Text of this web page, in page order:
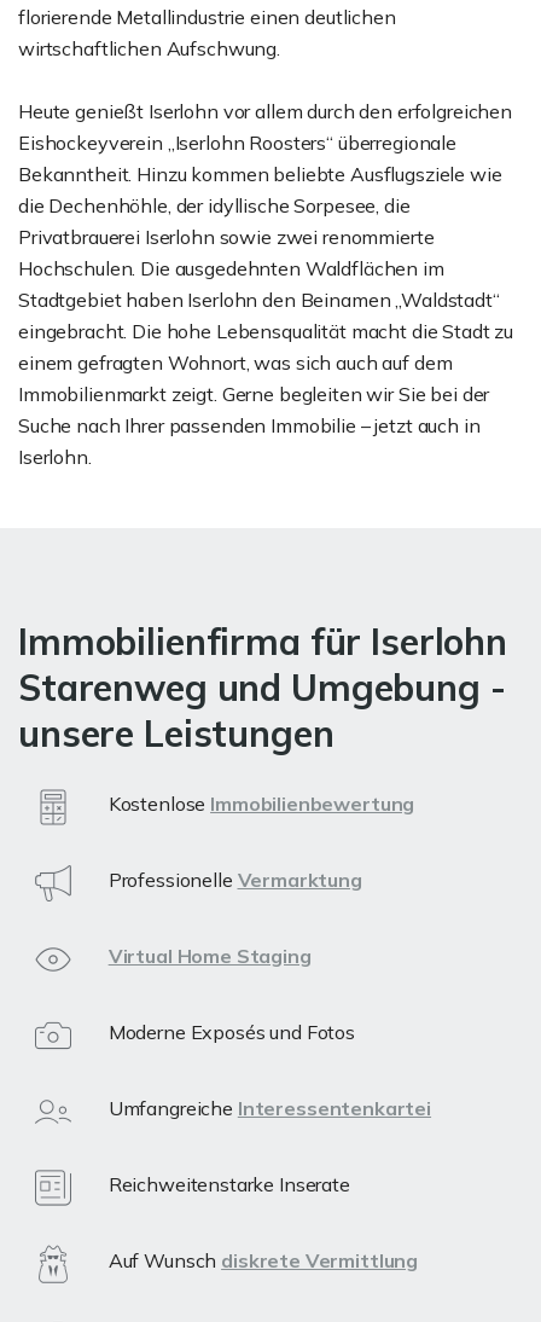
florierende Metallindustrie einen deutlichen
wirtschaftlichen Aufschwung.
Heute genießt Iserlohn vor allem durch den erfolgreichen
Eishockeyverein „Iserlohn Roosters“ überregionale
Bekanntheit. Hinzu kommen beliebte Ausflugsziele wie
die Dechenhöhle, der idyllische Sorpesee, die
Privatbrauerei Iserlohn sowie zwei renommierte
Hochschulen. Die ausgedehnten Waldflächen im
Stadtgebiet haben Iserlohn den Beinamen „Waldstadt“
eingebracht. Die hohe Lebensqualität macht die Stadt zu
einem gefragten Wohnort, was sich auch auf dem
Immobilienmarkt zeigt. Gerne begleiten wir Sie bei der
Suche nach Ihrer passenden Immobilie – jetzt auch in
Iserlohn.
Immobilienfirma für Iserlohn
Starenweg und Umgebung -
unsere Leistungen
Kostenlose Immobilienbewertung
Professionelle Vermarktung
Virtual Home Staging
Moderne Exposés und Fotos
Umfangreiche Interessentenkartei
Reichweitenstarke Inserate
Auf Wunsch diskrete Vermittlung